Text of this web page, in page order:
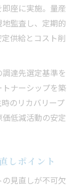
座に実施。量産
監査し、定期的
供給とコスト削
達先選定基準を
ナーシップを築
のリカバリープ
低減活動の安定
しポイント
見直しが不可欠